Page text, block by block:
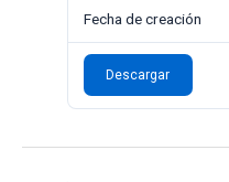
Fecha de creación
Descargar